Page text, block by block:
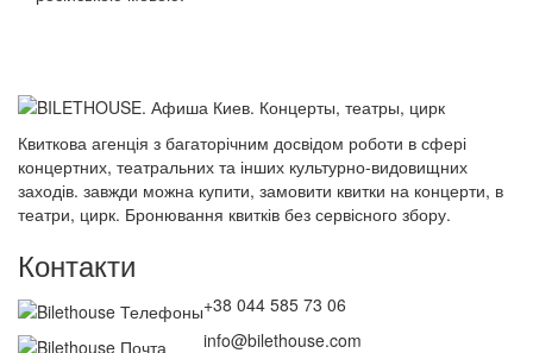
Квиткова агенція з багаторічним досвідом роботи в сфері
концертних, театральних та інших культурно-видовищних
заходів. завжди можна купити, замовити квитки на концерти, в
театри, цирк. Бронювання квитків без сервісного збору.
Контакти
+38 044 585 73 06
info@bilethouse.com